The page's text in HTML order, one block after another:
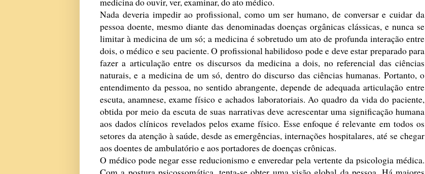
Nada deveria impedir ao profissional, como um ser humano, de conversar e cuidar da
pessoa doente, mesmo diante das denominadas doenças orgânicas clássicas, e nunca se
limitar à medicina de um só; a medicina é sobretudo um ato de profunda interação entre
dois, o médico e seu paciente. O profissional habilidoso pode e deve estar preparado para
fazer a articulação entre os discursos da medicina a dois, no referencial das ciências
naturais, e a medicina de um só, dentro do discurso das ciências humanas. Portanto, o
entendimento da pessoa, no sentido abrangente, depende de adequada articulação entre
escuta, anamnese, exame físico e achados laboratoriais. Ao quadro da vida do paciente,
obtida por meio da escuta de suas narrativas deve acrescentar uma significação humana
aos dados clínicos revelados pelos exame físico. Esse enfoque é relevante em todos os
setores da atenção à saúde, desde as emergências, internações hospitalares, até se chegar
aos doentes de ambulatório e aos portadores de doenças crônicas.
O médico pode negar esse reducionismo e enveredar pela vertente da psicologia médica.